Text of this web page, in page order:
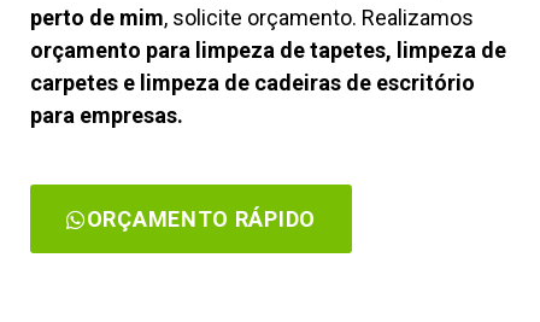
perto de mim, solicite orçamento. Realizamos
orçamento para limpeza de tapetes, limpeza de
carpetes e limpeza de cadeiras de escritório
para empresas.
ORÇAMENTO RÁPIDO